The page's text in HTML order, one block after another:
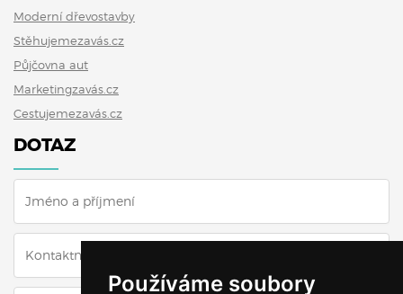
Používáme soubory
Moderní dřevostavby
Stěhujemezavás.cz
Půjčovna aut
Marketingzavás.cz
Cestujemezavás.cz
DOTAZ